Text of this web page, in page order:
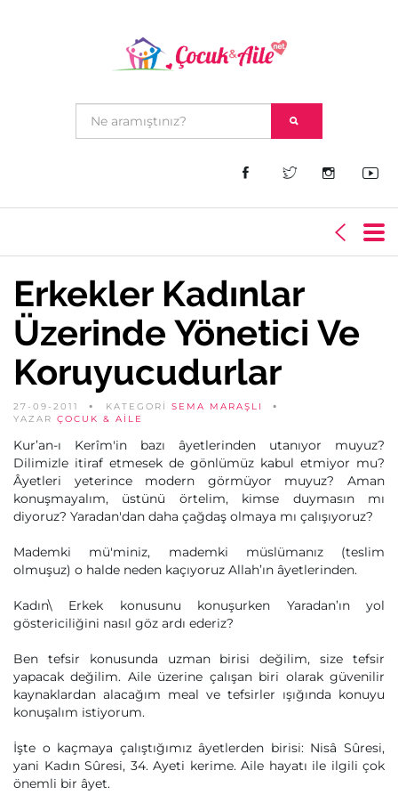
Erkekler Kadınlar
Üzerinde Yönetici Ve
Koruyucudurlar
27-09-2011 KATEGORİ SEMA MARAŞLI
YAZAR ÇOCUK & AILE
Kur’an-ı Kerîm'in bazı âyetlerinden utanıyor muyuz?
Dilimizle itiraf etmesek de gönlümüz kabul etmiyor mu?
Âyetleri yeterince modern görmüyor muyuz? Aman
konuşmayalım, üstünü örtelim, kimse duymasın mı
diyoruz? Yaradan'dan daha çağdaş olmaya mı çalışıyoruz?
Mademki mü'miniz, mademki müslümanız (teslim
olmuşuz) o halde neden kaçıyoruz Allah’ın âyetlerinden.
Kadın\ Erkek konusunu konuşurken Yaradan’ın yol
göstericiliğini nasıl göz ardı ederiz?
Ben tefsir konusunda uzman birisi değilim, size tefsir
yapacak değilim. Aile üzerine çalışan biri olarak güvenilir
kaynaklardan alacağım meal ve tefsirler ışığında konuyu
konuşalım istiyorum.
İşte o kaçmaya çalıştığımız âyetlerden birisi: Nisâ Sûresi,
yani Kadın Sûresi, 34. Ayeti kerime. Aile hayatı ile ilgili çok
önemli bir âyet.